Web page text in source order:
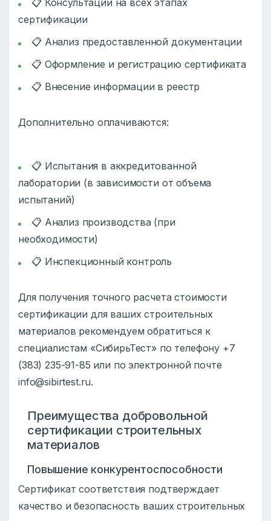
📋 Консультации на всех этапах
сертификации
📋 Анализ предоставленной документации
📋 Оформление и регистрацию сертификата
📋 Внесение информации в реестр
Дополнительно оплачиваются:
📋 Испытания в аккредитованной
лаборатории (в зависимости от объема
испытаний)
📋 Анализ производства (при
необходимости)
📋 Инспекционный контроль
Для получения точного расчета стоимости
сертификации для ваших строительных
материалов рекомендуем обратиться к
специалистам «СибирьТест» по телефону +7
(383) 235-91-85 или по электронной почте
info@sibirtest.ru.
Преимущества добровольной
сертификации строительных
материалов
Повышение конкурентоспособности
Сертификат соответствия подтверждает
качество и безопасность ваших строительных